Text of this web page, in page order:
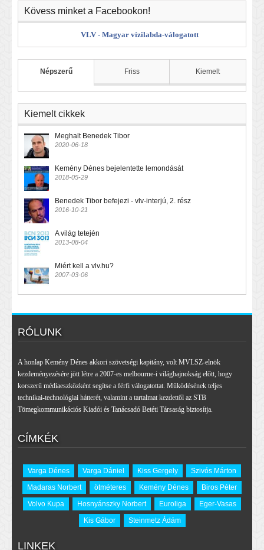
Kövess minket a Facebookon!
VLV - Magyar vízilabda-válogatott
Népszerű Friss Kiemelt
Kiemelt cikkek
Meghalt Benedek Tibor
2020-06-18
Kemény Dénes bejelentette lemondását
2018-05-29
Benedek Tibor befejezi - vlv-interjú, 2. rész
2016-10-21
A világ tetején
2013-08-04
Miért kell a vlv.hu?
2007-03-06
RÓLUNK
A honlap Kemény Dénes akkori szövetségi kapitány, volt MVLSZ-elnök
kezdeményezésére jött létre a 2007-es melbourne-i világbajnokság előtt, hogy
korszerű médiaeszközként segítse a férfi válogatottat. Működésének teljes
technikai-technológiai hátterét, valamint a tartalmat kezdettől az STB
Tömegkommunikációs Kiadói és Tanácsadó Betéti Társaság biztosítja.
CÍMKÉK
Varga Dénes Varga Dániel Kiss Gergely
Szivós Márton
Madaras Norbert
ötméteres Kemény Dénes
Biros Péter
Volvo Kupa
Hosnyánszky Norbert Euroliga
Eger-Vasas
Kis Gábor
Steinmetz Ádám
LINKEK